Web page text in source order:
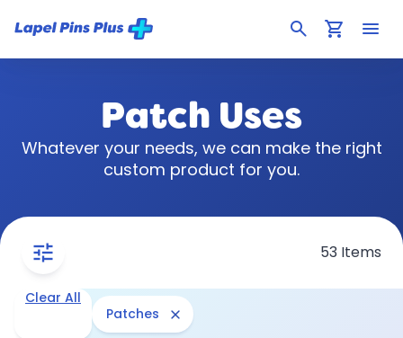
search shopping_cart menu
Patch Uses
Whatever your needs, we can make the right
custom product for you.
tune 53 Items
Clear All
Patches
close